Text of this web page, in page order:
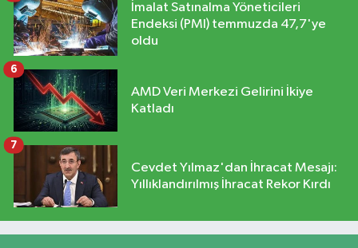
İmalat Satınalma Yöneticileri
Endeksi (PMI) temmuzda 47,7'ye
oldu
AMD Veri Merkezi Gelirini İkiye
Katladı
6
Cevdet Yılmaz'dan İhracat Mesajı:
Yıllıklandırılmış İhracat Rekor Kırdı
7